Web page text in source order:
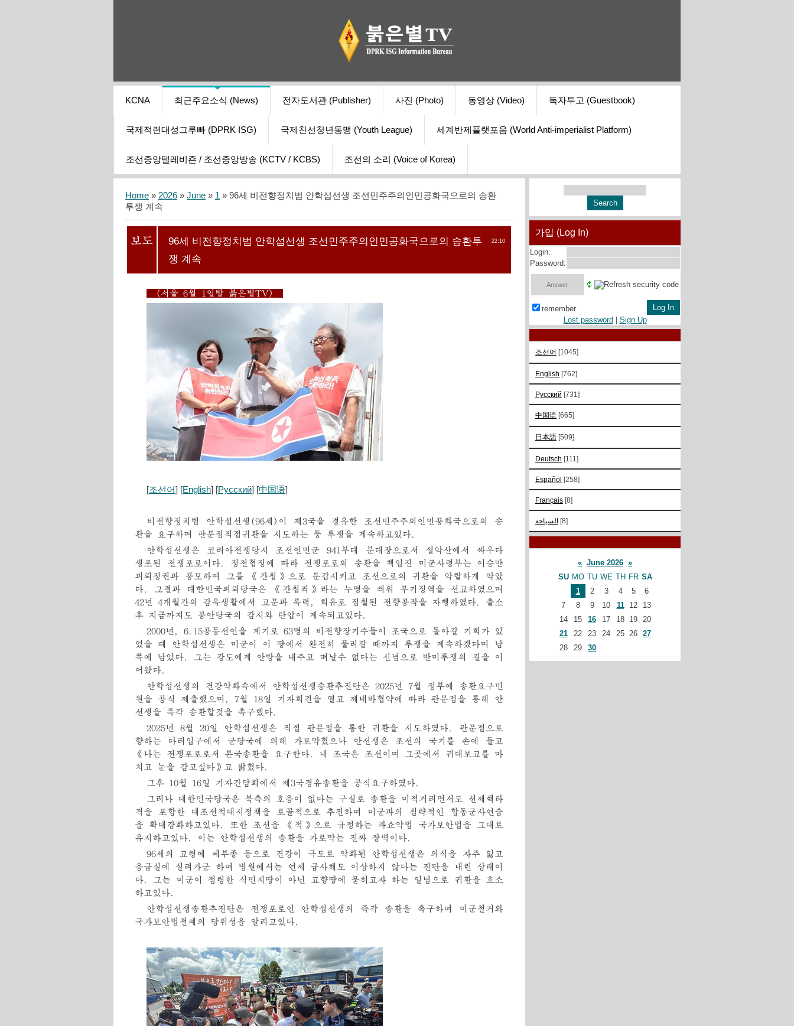
KCNA 최근주요소식 (News) 전자도서관 (Publisher) 사진 (Photo) 동영상 (Video) 독자투고 (Guestbook)
국제적련대성그루빠 (DPRK ISG) 국제친선청년동맹 (Youth League) 세계반제플랫포옴 (World Anti-imperialist Platform)
조선중앙텔레비죤 / 조선중앙방송 (KCTV / KCBS) 조선의 소리 (Voice of Korea)
Home » 2026 » June » 1 » 96세 비전향정치범 안학섭선생 조선민주주의인민공화국으로의 송환
투쟁 계속
22:10
96세 비전향정치범 안학섭선생 조선민주주의인민공화국으로의 송환투
쟁 계속
(서울 6월 1일발 붉은별TV)
[조선어] [English] [Русский] [中国语]
비전향정치범 안학섭선생(96세)이 제3국을 경유한 조선민주주의인민공화국으로의 송
환을 요구하며 판문점직접귀환을 시도하는 등 투쟁을 계속하고있다.
안학섭선생은 코리아전쟁당시 조선인민군 941부대 분대장으로서 설악산에서 싸우다
생포된 전쟁포로이다. 정전협정에 따라 전쟁포로의 송환을 책임진 미군사령부는 이승만
괴뢰정권과 공모하여 그를 《간첩》으로 둔갑시키고 조선으로의 귀환을 악랄하게 막았
다. 그결과 대한민국괴뢰당국은 《간첩죄》라는 누명을 씌워 무기징역을 선고하였으며
42년 4개월간의 감옥생활에서 고문과 폭력, 회유로 점철된 전향공작을 자행하였다. 출소
후 지금까지도 공안당국의 감시와 탄압이 계속되고있다.
2000년, 6.15공동선언을 계기로 63명의 비전향장기수들이 조국으로 돌아갈 기회가 있
었을 때 안학섭선생은 미군이 이 땅에서 완전히 물러갈 때까지 투쟁을 계속하겠다며 남
쪽에 남았다. 그는 강도에게 안방을 내주고 떠날수 없다는 신념으로 반미투쟁의 길을 이
어왔다.
안학섭선생의 건강악화속에서 안학섭선생송환추진단은 2025년 7월 정부에 송환요구민
원을 공식 제출했으며, 7월 18일 기자회견을 열고 제네바협약에 따라 판문점을 통해 안
선생을 즉각 송환할것을 촉구했다.
2025년 8월 20일 안학섭선생은 직접 판문점을 통한 귀환을 시도하였다. 판문점으로
향하는 다리입구에서 군당국에 의해 가로막혔으나 안선생은 조선의 국기를 손에 들고
《나는 전쟁포로로서 본국송환을 요구한다. 내 조국은 조선이며 그곳에서 귀대보고를 마
치고 눈을 감고싶다》고 밝혔다.
그후 10월 16일 기자간담회에서 제3국경유송환을 공식요구하였다.
그러나 대한민국당국은 북측의 호응이 없다는 구실로 송환을 미적거리면서도 선제핵타
격을 포함한 대조선적대시정책을 로골적으로 추진하며 미군과의 침략적인 합동군사연습
을 확대강화하고있다. 또한 조선을 《적》으로 규정하는 파쇼악법 국가보안법을 그대로
유지하고있다. 이는 안학섭선생의 송환을 가로막는 진짜 장벽이다.
96세의 고령에 페부종 등으로 건강이 극도로 악화된 안학섭선생은 의식을 자주 잃고
응급실에 실려가군 하며 병원에서는 언제 급사해도 이상하지 않다는 진단을 내린 상태이
다. 그는 미군이 점령한 식민지땅이 아닌 고향땅에 묻히고자 하는 일념으로 귀환을 호소
하고있다.
안학섭선생송환추진단은 전쟁포로인 안학섭선생의 즉각 송환을 촉구하며 미군철거와
국가보안법철폐의 당위성을 알리고있다.
가입 (Log In)
Login:
Password:
remember
Lost password
Sign Up
조선어 [1045]
English [762]
Русский [731]
中国语 [665]
日本語 [509]
Deutsch [111]
Español [258]
Français [8]
السياحة [8]
« June 2026 »
SU MO TU WE TH FR SA
1
2 3 4 5
6
7
8 9 10 11 12
13
14
15 16 17 18 19 20
21
22 23 24 25 26 27
28
29 30